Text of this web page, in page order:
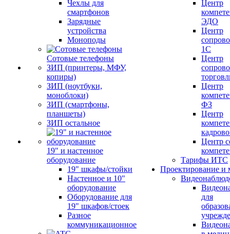
Чехлы для
смартфонов
Зарядные
устройства
Моноподы
Сотовые телефоны
ЗИП (принтеры, МФУ,
копиры)
ЗИП (ноутбуки,
моноблоки)
ЗИП (смартфоны,
планшеты)
ЗИП остальное
19" и настенное
оборудование
19" шкафы/стойки
Настенное и 10"
оборудование
Оборудование для
19" шкафов/стоек
Разное
коммуникационное
Центр
ЭДО
Центр
1С
Центр
Центр
ФЗ
Центр
Центр
Тарифы ИТС
Проектирование и
для